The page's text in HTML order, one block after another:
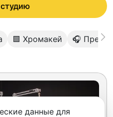
🟩 Хромакей 🎧
данные для